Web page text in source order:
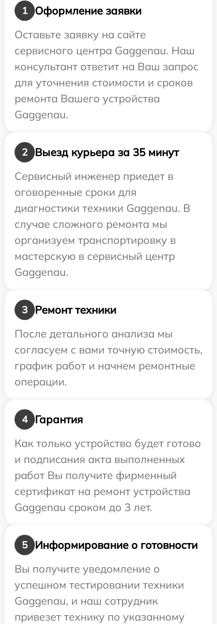
1
Оформление заявки
Оставьте заявку на сайте
сервисного центра Gaggenau. Наш
консультант ответит на Ваш запрос
для уточнения стоимости и сроков
ремонта Вашего устройства
Gaggenau.
2
Выезд курьера за 35 минут
Сервисный инженер приедет в
оговоренные сроки для
диагностики техники Gaggenau. В
случае сложного ремонта мы
организуем транспортировку в
мастерскую в сервисный центр
Gaggenau.
3
Ремонт техники
После детального анализа мы
согласуем с вами точную стоимость,
график работ и начнем ремонтные
операции.
4
Гарантия
Как только устройство будет готово
и подписания акта выполненных
работ Вы получите фирменный
сертификат на ремонт устройства
Gaggenau сроком до 3 лет.
5
Информирование о готовности
Вы получите уведомление о
успешном тестировании техники
Gaggenau, и наш сотрудник
привезет технику по указанному